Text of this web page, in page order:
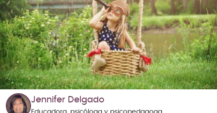
Jennifer Delgado